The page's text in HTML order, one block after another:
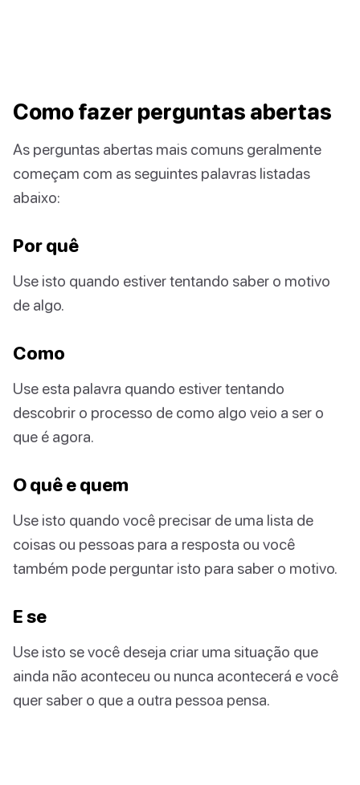
Como fazer perguntas abertas
As perguntas abertas mais comuns geralmente
começam com as seguintes palavras listadas
abaixo:
Por quê
Use isto quando estiver tentando saber o motivo
de algo.
Como
Use esta palavra quando estiver tentando
descobrir o processo de como algo veio a ser o
que é agora.
O quê e quem
Use isto quando você precisar de uma lista de
coisas ou pessoas para a resposta ou você
também pode perguntar isto para saber o motivo.
E se
Use isto se você deseja criar uma situação que
ainda não aconteceu ou nunca acontecerá e você
quer saber o que a outra pessoa pensa.